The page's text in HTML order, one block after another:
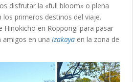
disfrutar la «full bloom» o plena
primeros destinos del viaje.
Hinokicho en Roppongi para pasar
en una izakaya en la zona de